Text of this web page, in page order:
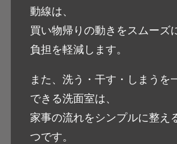
動線は、
買い物帰りの動きをスムーズ
負担を軽減します。
また、洗う・干す・しまうを
できる洗面室は、
家事の流れをシンプルに整え
つです。